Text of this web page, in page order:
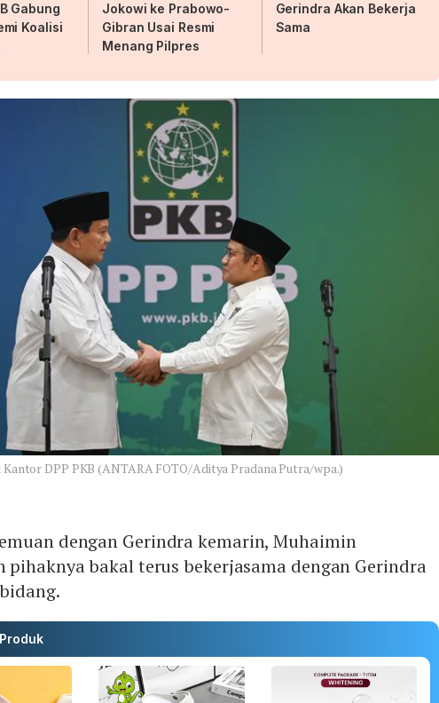
Gabung
Koalisi
Jokowi ke Prabowo-
Gibran Usai Resmi
Menang Pilpres
Gerindra Akan Bekerja
Sama
DPP PKB (ANTARA FOTO/Aditya Pradana Putra/wpa.)
dengan Gerindra kemarin, Muhaimin
pihaknya bakal terus bekerjasama dengan Gerindra